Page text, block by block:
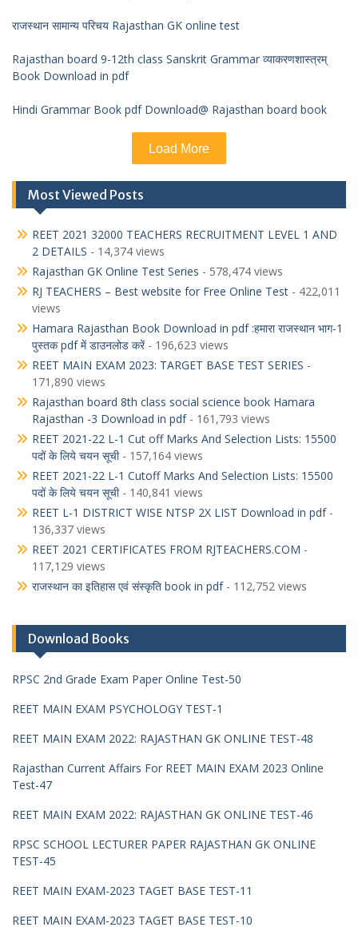
राजस्थान सामान्य परिचय Rajasthan GK online test
Rajasthan board 9-12th class Sanskrit Grammar व्याकरणशास्त्रम्
Book Download in pdf
Hindi Grammar Book pdf Download@ Rajasthan board book
Load More
Most Viewed Posts
REET 2021 32000 TEACHERS RECRUITMENT LEVEL 1 AND
2 DETAILS - 14,374 views
Rajasthan GK Online Test Series - 578,474 views
RJ TEACHERS – Best website for Free Online Test - 422,011
views
Hamara Rajasthan Book Download in pdf :हमारा राजस्थान भाग-1
पुस्तक pdf में डाउनलोड करें- 196,623 views
REET MAIN EXAM 2023: TARGET BASE TEST SERIES -
171,890 views
Rajasthan board 8th class social science book Hamara
Rajasthan -3 Download in pdf- 161,793 views
REET 2021-22 L-1 Cut off Marks And Selection Lists: 15500
पदों के लिये चयन सूची- 157,164 views
REET 2021-22 L-1 Cutoff Marks And Selection Lists: 15500
पदों के लिये चयन सूची- 140,841 views
REET L-1 DISTRICT WISE NTSP 2X LIST Download in pdf-
136,337 views
REET 2021 CERTIFICATES FROM RJTEACHERS.COM -
117,129 views
राजस्थान का इतिहास एवं संस्कृति book in pdf- 112,752 views
Download Books
RPSC 2nd Grade Exam Paper Online Test-50
REET MAIN EXAM PSYCHOLOGY TEST-1
REET MAIN EXAM 2022: RAJASTHAN GK ONLINE TEST-48
Rajasthan Current Affairs For REET MAIN EXAM 2023 Online
Test-47
REET MAIN EXAM 2022: RAJASTHAN GK ONLINE TEST-46
RPSC SCHOOL LECTURER PAPER RAJASTHAN GK ONLINE
TEST-45
REET MAIN EXAM-2023 TAGET BASE TEST-11
REET MAIN EXAM-2023 TAGET BASE TEST-10